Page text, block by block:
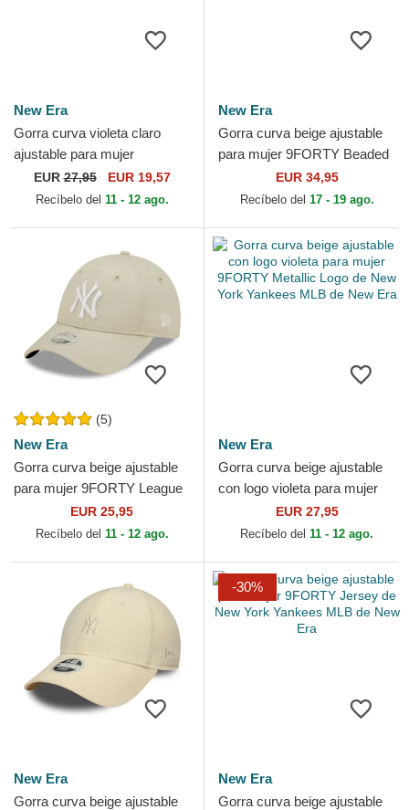
New Era
Gorra curva violeta claro
ajustable para mujer
9TWENTY Gingham de New
York Yankees MLB de New
EUR27,95 EUR 19,57
Recíbelo del 11 - 12 ago.
New Era
Gorra curva beige ajustable
para mujer 9FORTY Beaded
de New York Yankees MLB
de New Era
EUR 34,95
Recíbelo del 17 - 19 ago.
(5)
New Era
Gorra curva beige ajustable
para mujer 9FORTY League
Essential de New York
Yankees MLB de New Era
EUR 25,95
Recíbelo del 11 - 12 ago.
New Era
Gorra curva beige ajustable
con logo violeta para mujer
9FORTY Metallic Logo de
New York Yankees...
EUR 27,95
Recíbelo del 11 - 12 ago.
New Era
Gorra curva beige ajustable
-30%
New Era
Gorra curva beige ajustable